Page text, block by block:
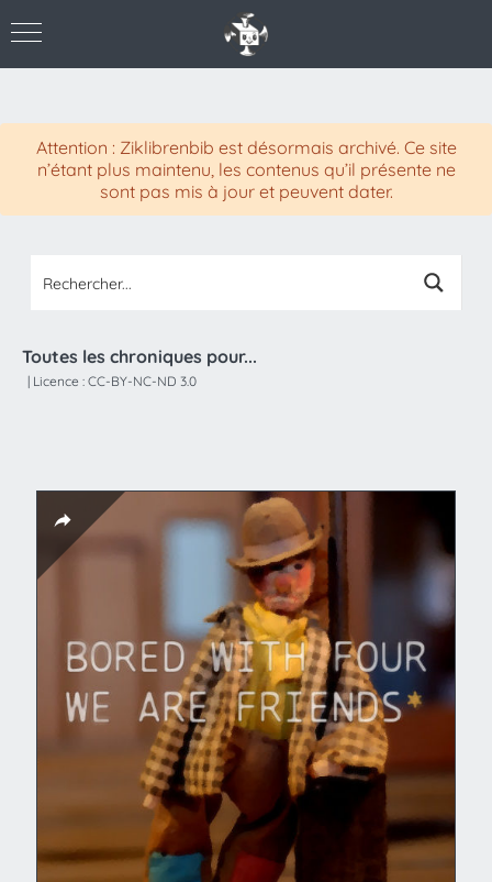
Attention : Ziklibrenbib est désormais archivé. Ce site
n’étant plus maintenu, les contenus qu’il présente ne
sont pas mis à jour et peuvent dater.
Toutes les chroniques pour...
| Licence : CC-BY-NC-ND 3.0